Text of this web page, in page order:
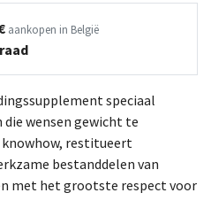
aankopen in België
speciaal
wensen gewicht te
knowhow, restitueert
bestanddelen van
met het grootste respect voor